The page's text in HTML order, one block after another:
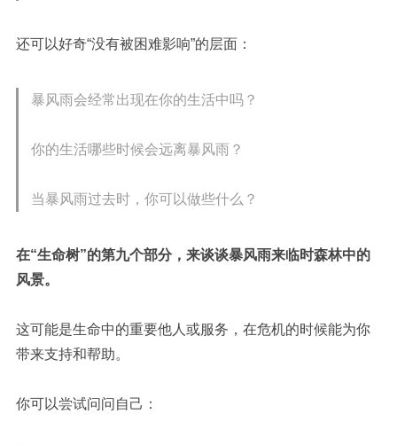
还可以好奇“没有被困难影响”的层面：
暴风雨会经常出现在你的生活中吗？
你的生活哪些时候会远离暴风雨？
当暴风雨过去时，你可以做些什么？
在“生命树”的第九个部分，来谈谈暴风雨来临时森林中的
风景。
这可能是生命中的重要他人或服务，在危机的时候能为你
带来支持和帮助。
你可以尝试问问自己：